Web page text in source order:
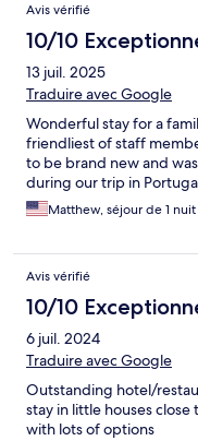
Avis vérifié
10/10
13 juil. 2025
Traduire avec Google
Wonderful stay for a
friendliest of staff
to be brand new and
during our trip in
Matthew, séjour de 1 nuit
Avis vérifié
10/10
6 juil. 2024
Traduire avec Google
Outstanding hotel/
stay in little houses
with lots of options